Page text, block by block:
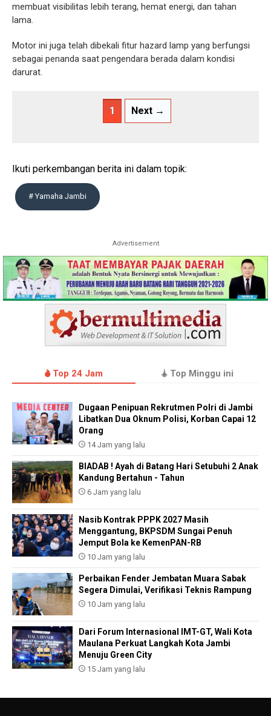
membuat visibilitas lebih terang, hemat energi, dan tahan
lama.
Motor ini juga telah dibekali fitur hazard lamp yang berfungsi
sebagai penanda saat pengendara berada dalam kondisi
darurat.
1 Next →
Ikuti perkembangan berita ini dalam topik:
# Yamaha Jambi
Advertisement
Top 24 Jam Top Minggu ini
Dugaan Penipuan Rekrutmen Polri di Jambi
Libatkan Dua Oknum Polisi, Korban Capai 12
Orang
14 Jam yang lalu
BIADAB ! Ayah di Batang Hari Setubuhi 2 Anak
Kandung Bertahun - Tahun
6 Jam yang lalu
Nasib Kontrak PPPK 2027 Masih
Menggantung, BKPSDM Sungai Penuh
Jemput Bola ke KemenPAN-RB
10 Jam yang lalu
Perbaikan Fender Jembatan Muara Sabak
Segera Dimulai, Verifikasi Teknis Rampung
10 Jam yang lalu
Dari Forum Internasional IMT-GT, Wali Kota
Maulana Perkuat Langkah Kota Jambi
Menuju Green City
15 Jam yang lalu